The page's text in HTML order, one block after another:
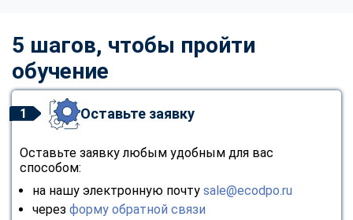
5 шагов, чтобы пройти
обучение
1 Оставьте заявку
Оставьте заявку любым удобным для вас
способом:
на нашу электронную почту sale@ecodpo.ru
через форму обратной связи